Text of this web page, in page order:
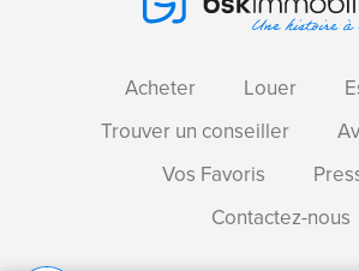
Acheter Louer
Trouver un conseiller
Vos Favoris
Contactez-nous